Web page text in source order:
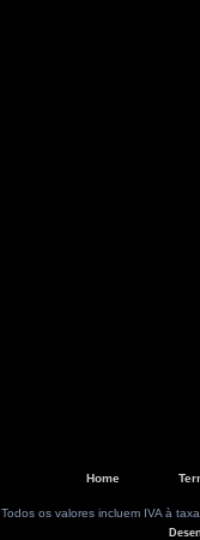
Home
Todos os valores incluem IVA à